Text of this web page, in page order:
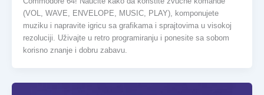
(VOL, WAVE, ENVELOPE, MUSIC, PLAY), komponujete
muziku i napravite igricu sa grafikama i sprajtovima u visokoj
rezoluciji. Uživajte u retro programiranju i ponesite sa sobom
korisno znanje i dobru zabavu.